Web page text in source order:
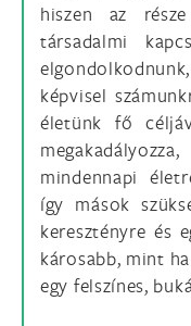
hiszen az
társadalmi
képvisel
életünk fő
mindennapi
így mások
keresztényre és
károsabb, mint
egy felszínes,